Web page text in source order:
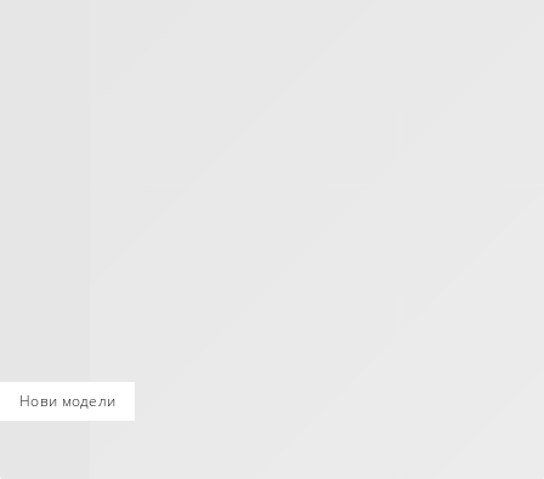
нови модели